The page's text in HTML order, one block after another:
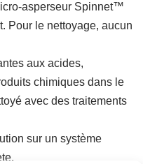
asperseur Spinnet™
Pour le nettoyage, aucun
aux acides,
chimiques dans le
avec des traitements
sur un système